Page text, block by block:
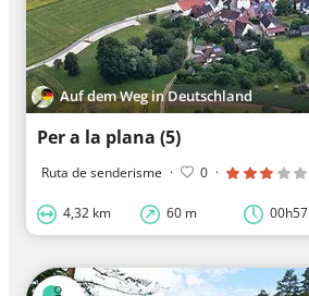
Auf dem Weg in Deutschland
Per a la plana (5)
Ruta de senderisme · 0 ·
4,32 km 60 m 00h57